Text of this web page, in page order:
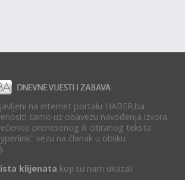
na internet portalu HABER.ba
samo uz obavezu navođenja izvora.
prenesenog ili citiranog teksta
vezu na članak u obliku
).
klijenata koji su nam ukazali